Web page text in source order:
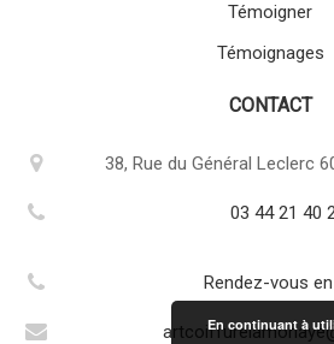
Témoigner
Témoignages
CONTACT
38, Rue du Général Leclerc
03 44 21 40
Rendez-vous
En continuant à